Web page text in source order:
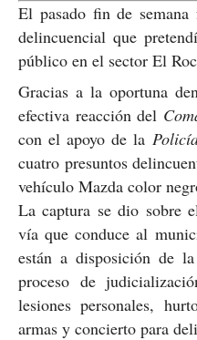
El pasado fin de semana
delincuencial que
público en el sector El
Gracias a la oportuna
efectiva reacción del
con el apoyo de la
cuatro presuntos
vehículo Mazda color
La captura se dio sobre
vía que conduce al
están a disposición de la
proceso de
lesiones personales,
armas y concierto para